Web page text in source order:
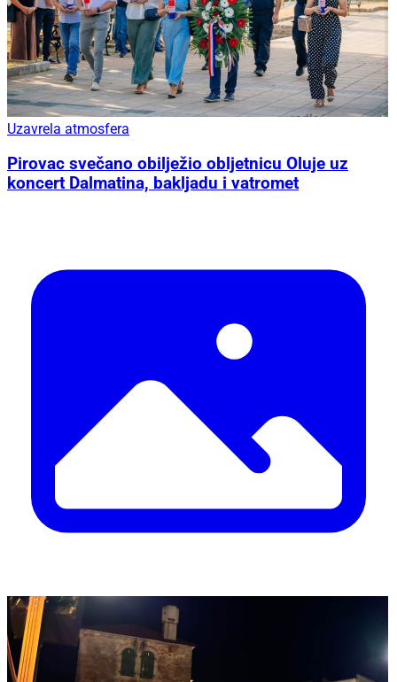
Uzavrela atmosfera
Pirovac svečano obilježio obljetnicu Oluje uz
koncert Dalmatina, bakljadu i vatromet